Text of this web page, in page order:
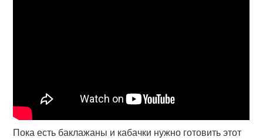
Пока есть баклажаны и кабачки нужно готовить этот